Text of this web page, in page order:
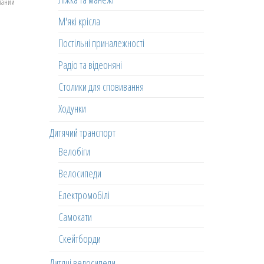
М'які крісла
Постільні приналежності
Радіо та відеоняні
Столики для сповивання
Ходунки
Дитячий транспорт
Велобіги
Велосипеди
Електромобілі
Самокати
Скейтборди